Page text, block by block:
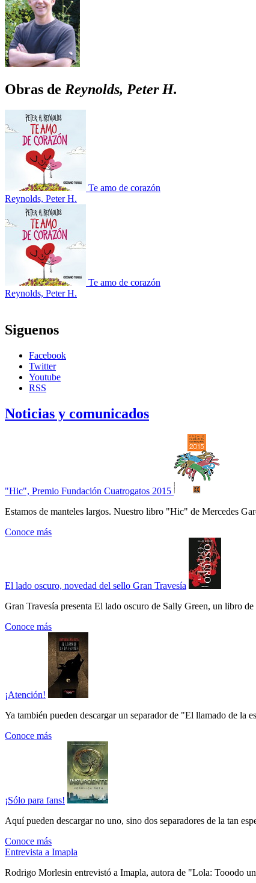
Obras de Reynolds, Peter H.
Te amo de corazón
Reynolds, Peter H.
Te amo de corazón
Reynolds, Peter H.
Siguenos
Facebook
Twitter
Youtube
RSS
Noticias y comunicados
"Hic", Premio Fundación Cuatrogatos 2015
Estamos de manteles largos. Nuestro libro "Hic" de Mercedes
Conoce más
El lado oscuro, novedad del sello Gran Travesía
Gran Travesía presenta El lado oscuro de Sally Green, un libro
Conoce más
¡Atención!
Ya también pueden descargar un separador de "El llamado de
Conoce más
¡Sólo para fans!
Aquí pueden descargar no uno, sino dos separadores de la tan
Conoce más
Entrevista a Imapla
Rodrigo Morlesin entrevistó a Imapla, autora de "Lola: Tooodo